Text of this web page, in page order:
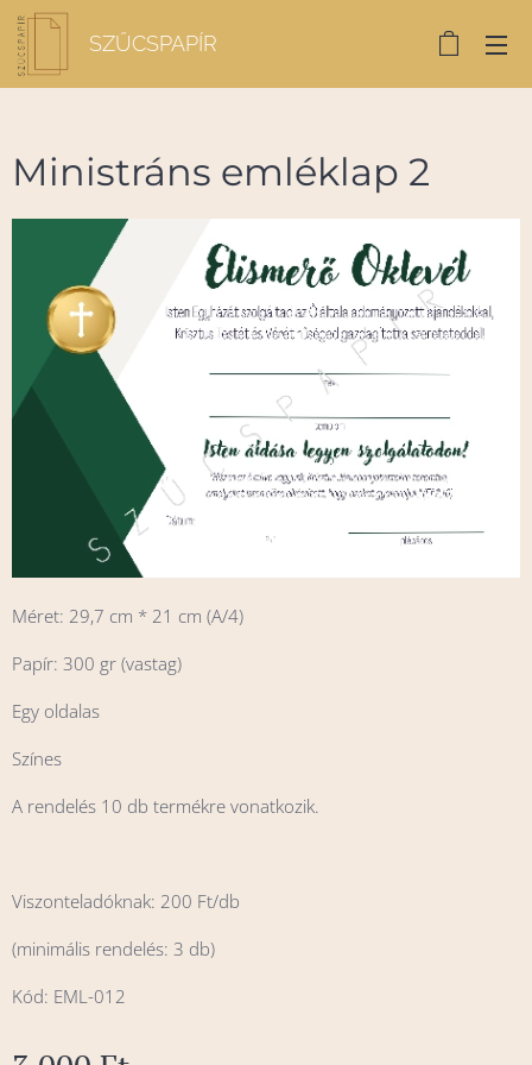
SZŰCSPAPÍR
Ministráns emléklap 2
Méret: 29,7 cm * 21 cm (A/4)
Papír: 300 gr (vastag)
Egy oldalas
Színes
A rendelés 10 db termékre vonatkozik.
Viszonteladóknak: 200 Ft/db
(minimális rendelés: 3 db)
Kód: EML-012